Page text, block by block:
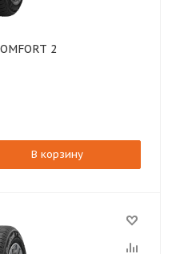
2
В корзину